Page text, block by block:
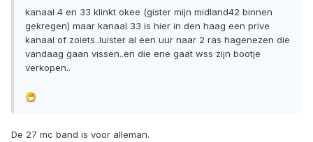
kanaal 4 en 33 klinkt okee (gister mijn midland42 binnen
gekregen) maar kanaal 33 is hier in den haag een prive
kanaal of zoiets..luister al een uur naar 2 ras hagenezen die
vandaag gaan vissen..en die ene gaat wss zijn bootje
verkopen..
De 27 mc band is voor alleman.